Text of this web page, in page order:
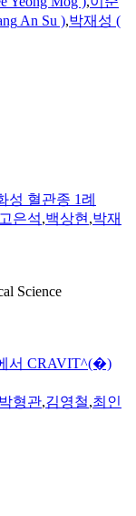
An Su ),박재성 (
성 혈관종 1례
고은석,백상현,박재
Science
서 CRAVIT^(�)
박형관,김영철,최인